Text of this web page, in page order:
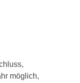
möglich,